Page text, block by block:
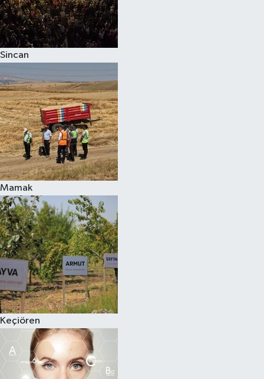
Sincan
Mamak
Keçiören